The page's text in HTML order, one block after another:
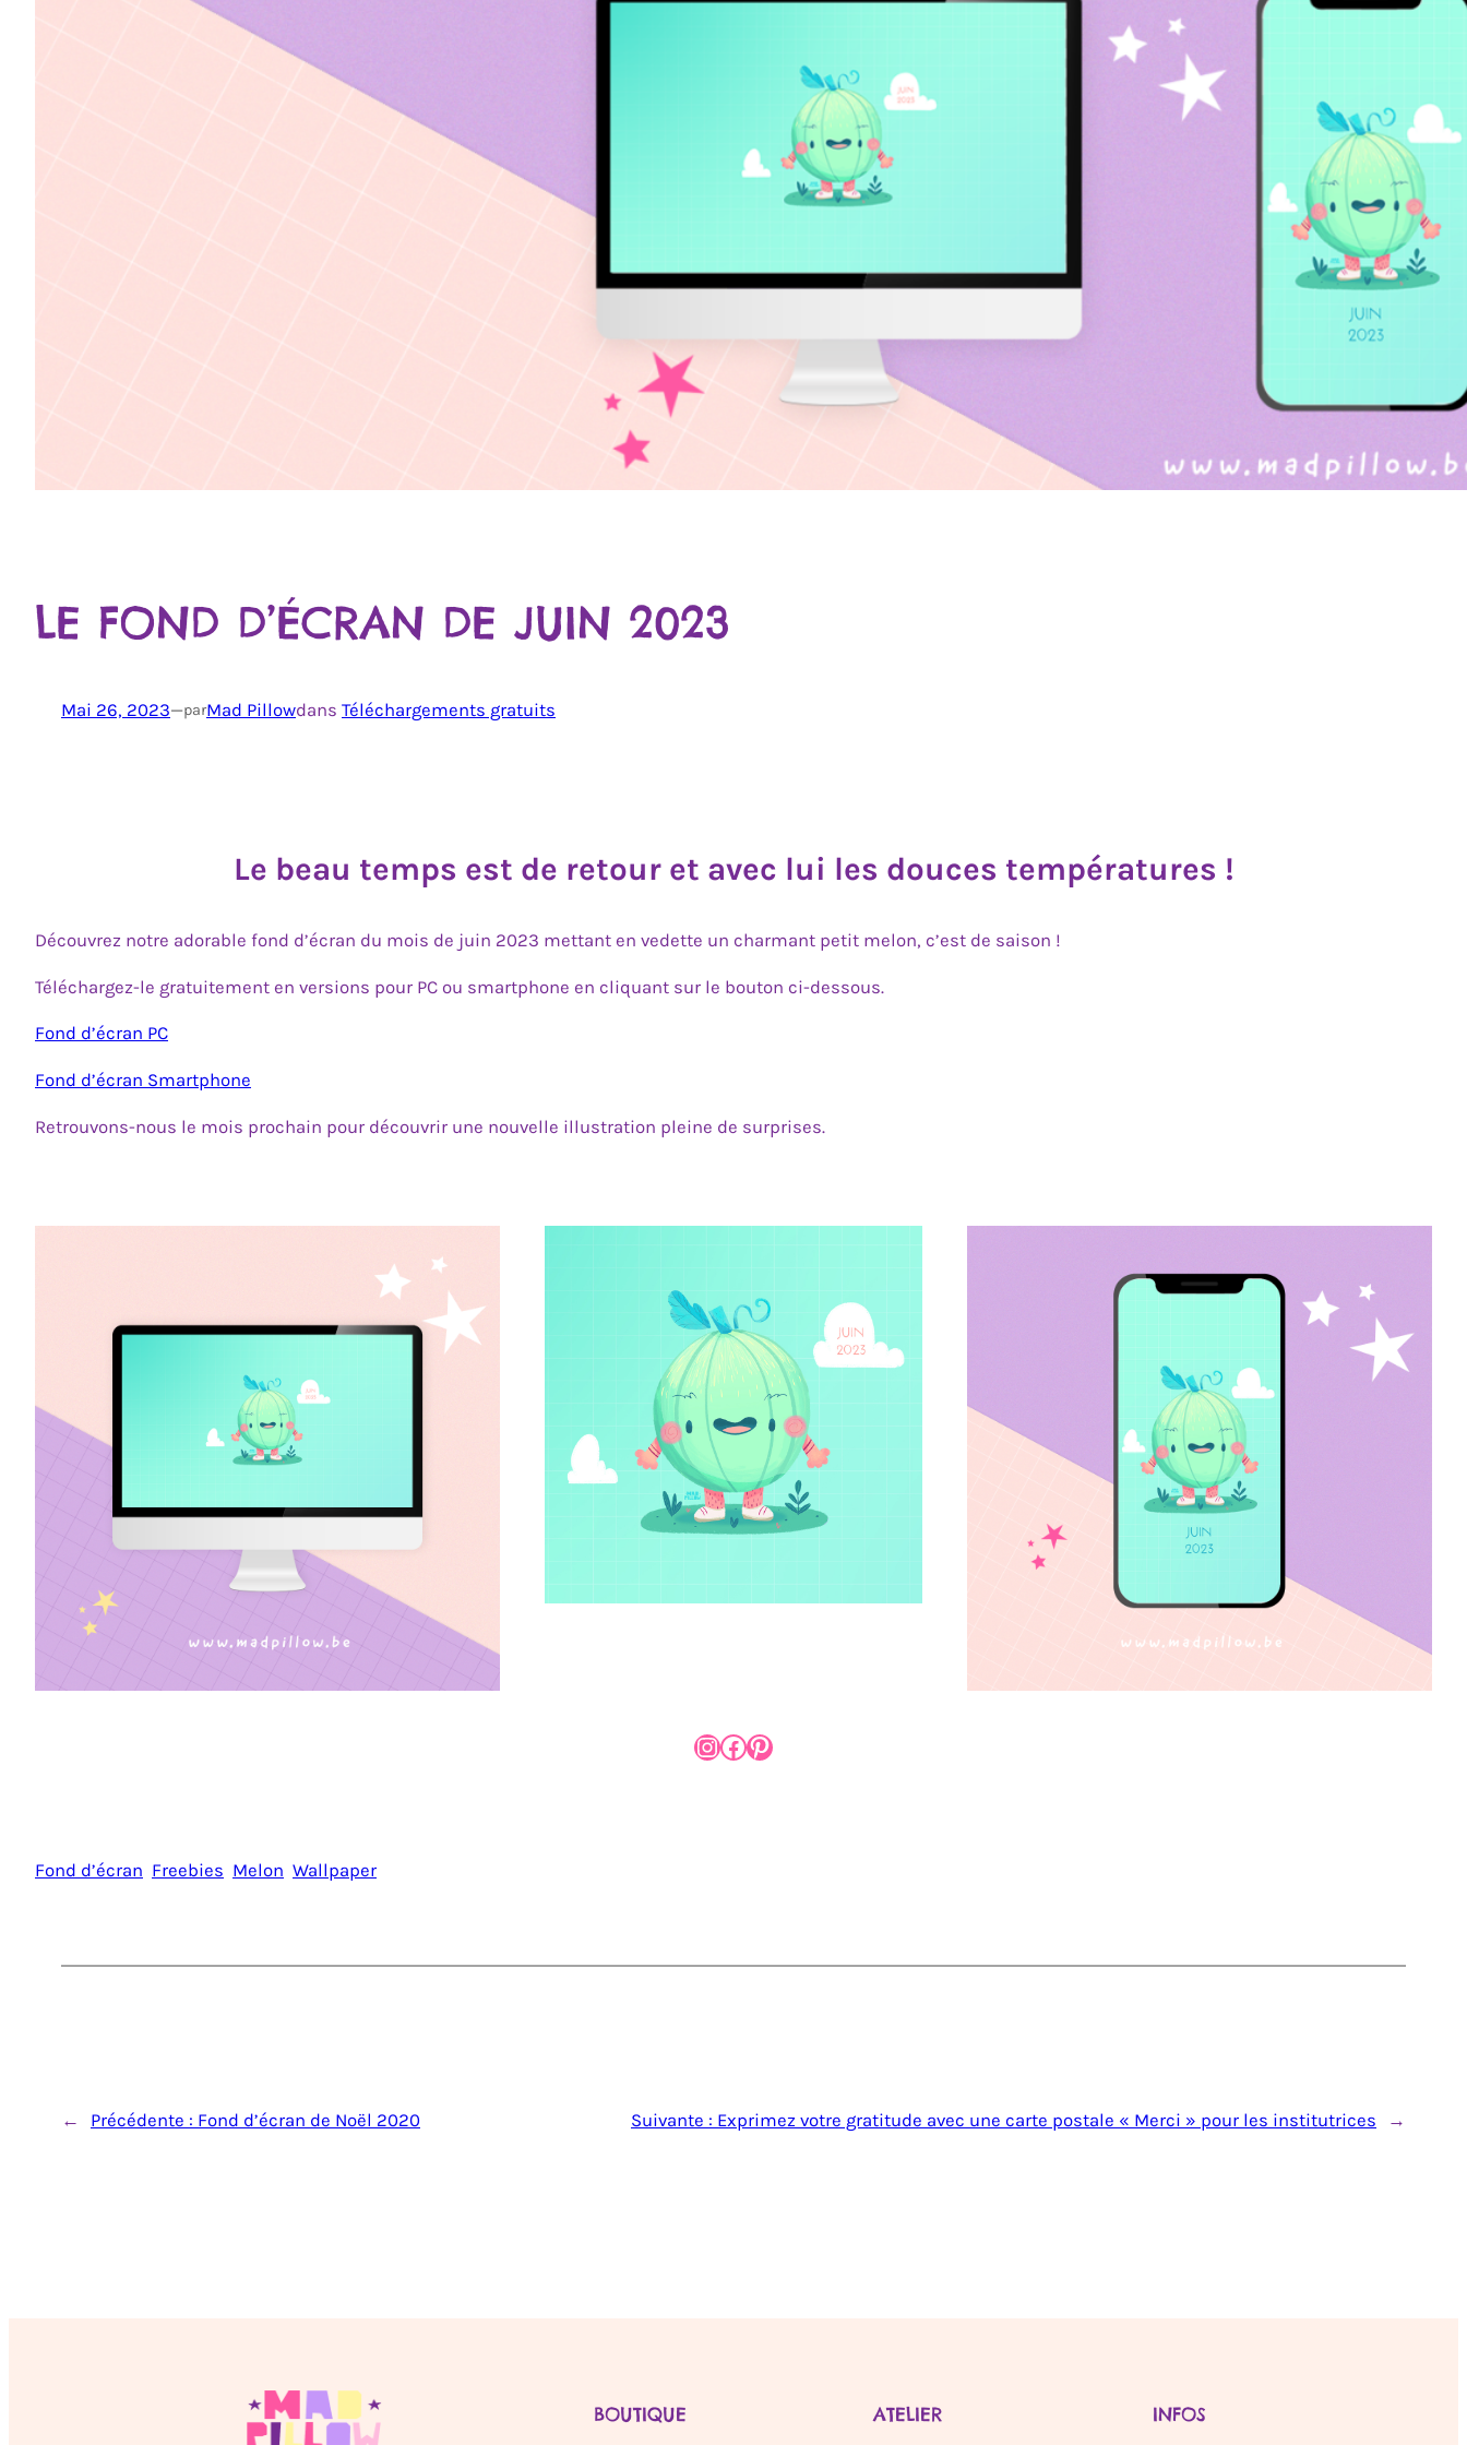
LE FOND D’ÉCRAN DE JUIN 2023
Mai 26, 2023—parMad Pillowdans Téléchargements gratuits
Le beau temps est de retour et avec lui les douces températures !
Découvrez notre adorable fond d’écran du mois de juin 2023 mettant en vedette un charmant petit melon, c’est de saison !
Téléchargez-le gratuitement en versions pour PC ou smartphone en cliquant sur le bouton ci-dessous.
Fond d’écran PC
Fond d’écran Smartphone
Retrouvons-nous le mois prochain pour découvrir une nouvelle illustration pleine de surprises.
https://www.instagram.com/madpillowart/
www.facebook.com/MadPillowArt
https://www.pinterest.com/madpillowart
Fond d’écran Freebies Melon Wallpaper
← Précédente : Fond d’écran de Noël 2020 Suivante : Exprimez votre gratitude avec une carte postale « Merci » pour les institutrices →
BOUTIQUE ATELIER INFOS